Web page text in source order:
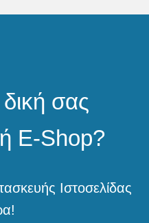
σας
ή E-Shop?
Ιστοσελίδας